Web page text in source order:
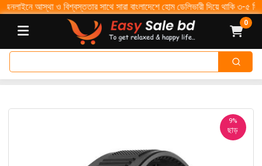
আস্থা ও বিশ্বস্ততার সাথে সারা বাংলাদেশে হোম ডেলিভারী দিয়ে থাকি ৩-৫ দিনে
0
9%
ছাড়